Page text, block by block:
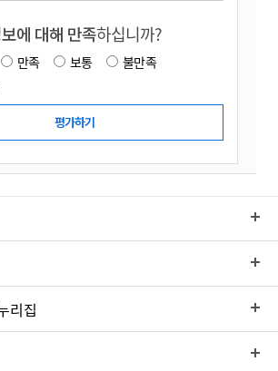
에 대해 만족하십니까?
만족 보통
불만족
리집